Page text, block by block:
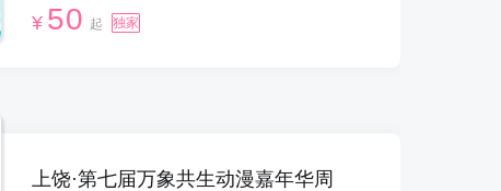
¥ 50 起 独家
上饶·第七届万象共生动漫嘉年华周